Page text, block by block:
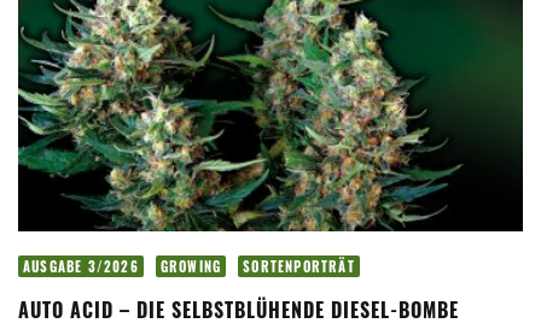
AUSGABE 3/2026 GROWING SORTENPORTRÄT
AUTO ACID – DIE SELBSTBLÜHENDE DIESEL-BOMBE